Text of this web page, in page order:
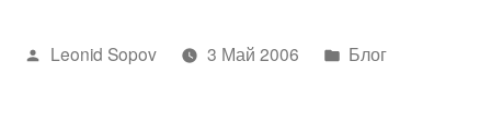
Написано
Leonid Sopov 3 Май 2006
Написано
Блог